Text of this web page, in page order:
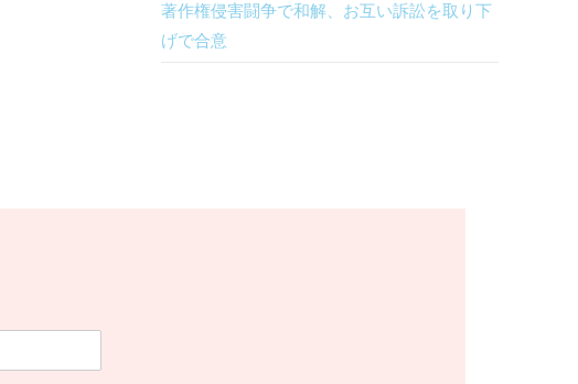
著作権侵害闘争で和解、お互い訴訟を取り下
げで合意